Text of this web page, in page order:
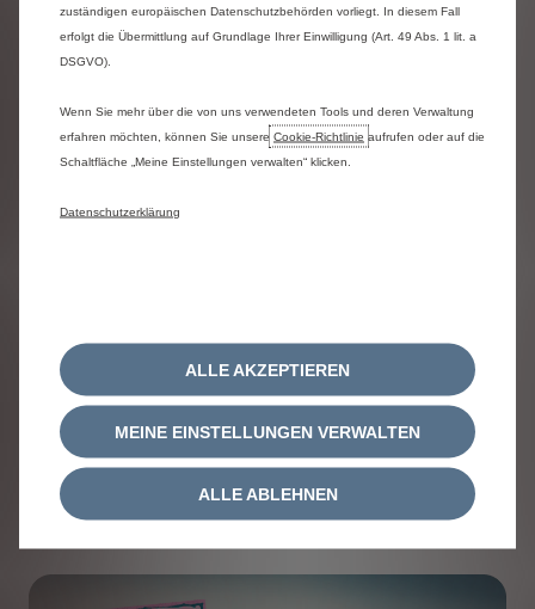
Passend dazu präsentiert Citroën in
der O
Dranbleiben lohnt sich!
zuständigen europäischen Datenschutzbehörden vorliegt. In diesem Fall
erfolgt die Übermittlung auf Grundlage Ihrer Einwilligung (Art. 49 Abs. 1 lit. a
DSGVO).
Wenn Sie mehr über die von uns verwendeten Tools und deren Verwaltung
erfahren möchten, können Sie unsere Cookie‑Richtlinie aufrufen oder auf die
Schaltfläche „Meine Einstellungen verwalten“ klicken.
Datenschutzerklärung
MEINE EINSTELLUNGEN VERWALTEN
ALLE AKZEPTIEREN
ALLE ABLEHNEN